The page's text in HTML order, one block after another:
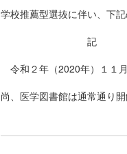
学校推薦型選抜に伴い、下
記
令和２年（2020年）１１月
尚、医学図書館は通常通り開